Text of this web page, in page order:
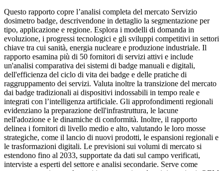
Questo rapporto copre l’analisi completa del mercato Servizio
dosimetro badge, descrivendone in dettaglio la segmentazione per
tipo, applicazione e regione. Esplora i modelli di domanda in
evoluzione, i progressi tecnologici e gli sviluppi competitivi in ​​settori
chiave tra cui sanità, energia nucleare e produzione industriale. Il
rapporto esamina più di 50 fornitori di servizi attivi e include
un'analisi comparativa dei sistemi di badge manuali e digitali,
dell'efficienza del ciclo di vita dei badge e delle pratiche di
raggruppamento dei servizi. Valuta inoltre la transizione del mercato
dai badge tradizionali ai dispositivi indossabili in tempo reale e
integrati con l’intelligenza artificiale. Gli approfondimenti regionali
evidenziano la preparazione dell'infrastruttura, le lacune
nell'adozione e le dinamiche di conformità. Inoltre, il rapporto
delinea i fornitori di livello medio e alto, valutando le loro mosse
strategiche, come il lancio di nuovi prodotti, le espansioni regionali e
le trasformazioni digitali. Le previsioni sui volumi di mercato si
estendono fino al 2033, supportate da dati sul campo verificati,
interviste a esperti del settore e analisi secondarie. Serve come